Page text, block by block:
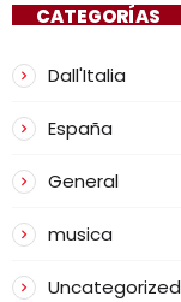
CATEGORÍAS
Dall'Italia
España
General
musica
Uncategorized